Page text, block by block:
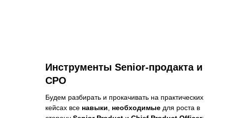
Инструменты Senior-продакта и
CPO
Будем разбирать и прокачивать на практических
кейсах все навыки, необходимые для роста в